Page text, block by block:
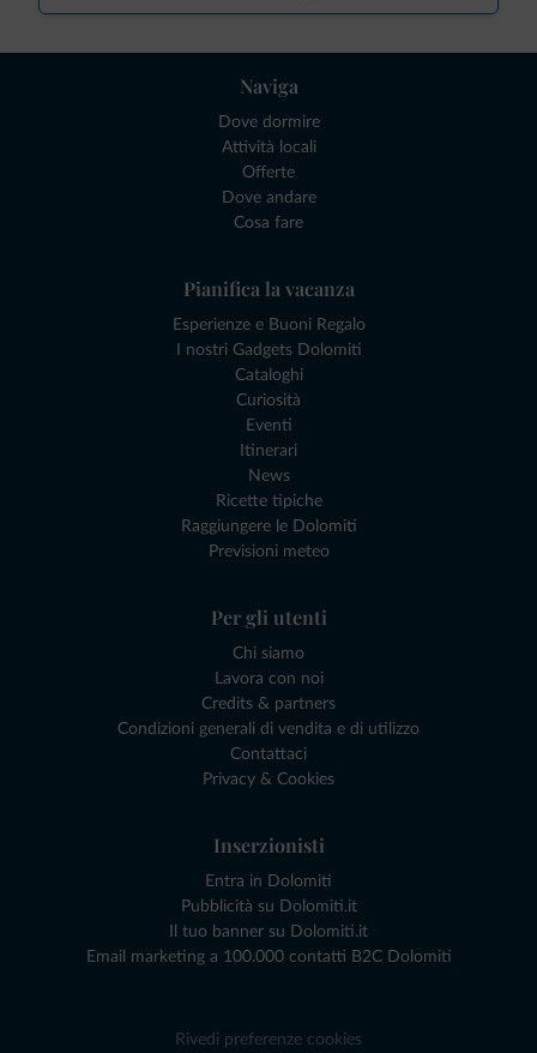
Naviga
Dove dormire
Attività locali
Offerte
Dove andare
Cosa fare
Pianifica la vacanza
Esperienze e Buoni Regalo
I nostri Gadgets Dolomiti
Cataloghi
Curiosità
Eventi
Itinerari
News
Ricette tipiche
Raggiungere le Dolomiti
Previsioni meteo
Per gli utenti
Chi siamo
Lavora con noi
Credits & partners
Condizioni generali di vendita e di utilizzo
Contattaci
Privacy & Cookies
Inserzionisti
Entra in Dolomiti
Pubblicità su Dolomiti.it
Il tuo banner su Dolomiti.it
Email marketing a 100.000 contatti B2C Dolomiti
Rivedi preferenze cookies